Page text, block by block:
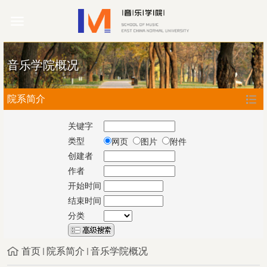
音乐学院概况
院系简介
关键字
类型
网页 图片
附件
创建者
作者
开始时间
结束时间
分类
首页 院系简介 音乐学院概况